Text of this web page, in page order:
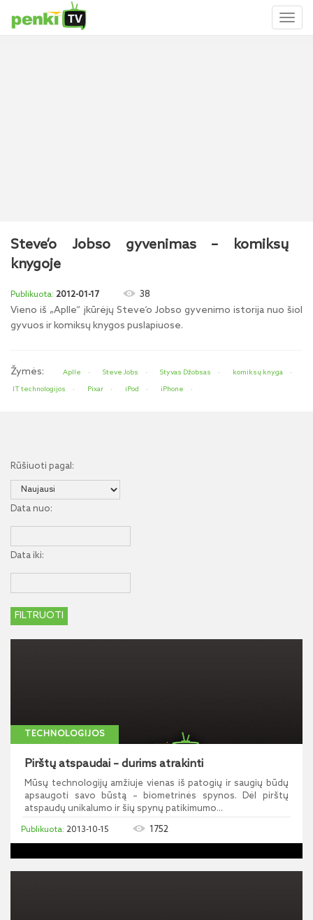
Steve‘o Jobso gyvenimas – komiksų
knygoje
2012-01-17 38
Vieno iš „Aplle“ įkūrėjų Steve‘o Jobso gyvenimo istorija nuo šiol
gyvuos ir komiksų knygos puslapiuose.
Žymės: Aplle Steve Jobs Styvas Džobsas
komiksų knyga
IT technologijos
Pixar iPod iPhone
Rūšiuoti pagal:
Data nuo:
Data iki:
TECHNOLOGIJOS
Pirštų atspaudai – durims atrakinti
Mūsų technologijų amžiuje vienas iš patogių ir saugių būdų
apsaugoti savo būstą – biometrinės spynos. Dėl pirštų
atspaudų unikalumo ir šių spynų patikimumo...
2013-10-15 1752